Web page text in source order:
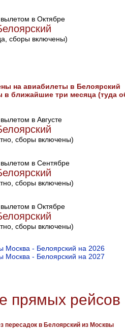
в Октябре
сборы включены)
на авиабилеты в Белоярский
ближайшие три месяца (туда
в Августе
сборы включены)
в Сентябре
сборы включены)
в Октябре
сборы включены)
Москва - Белоярский на 2026
Москва - Белоярский на 2027
прямых рейсов
пересадок в Белоярский из Москвы